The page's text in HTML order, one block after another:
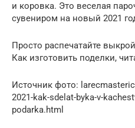
и коровка. Это веселая
сувениром на новый 2021
Просто распечатайте
Как изготовить поделки,
Источник фото:
2021-kak-sdelat-byka-v-
podarka.html